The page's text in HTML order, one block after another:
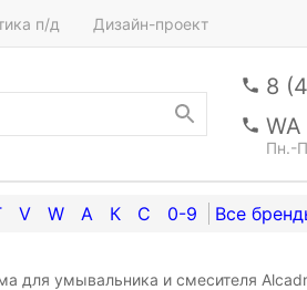
п/д Дизайн-проект
8
Пн.-
V W А К С 0-9
для умывальника и смесителя